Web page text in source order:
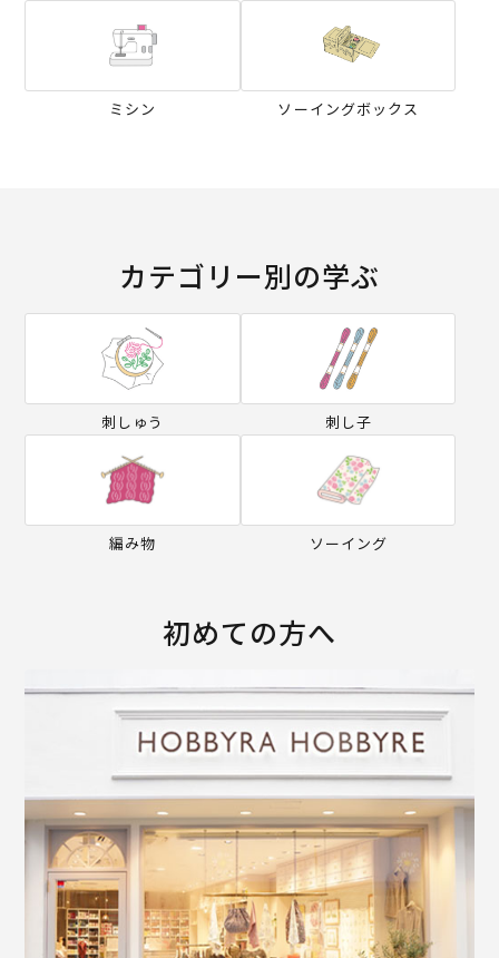
ミシン ソーイングボックス
カテゴリー別の学ぶ
刺しゅう 刺し子
編み物 ソーイング
初めての方へ